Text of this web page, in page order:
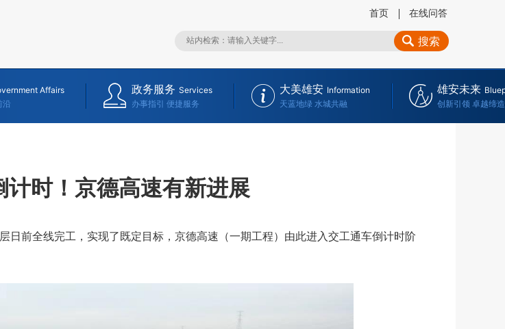
首页 在线问答
搜索
Affairs
沿
政务服务 Services
办事指引 便捷服务
大美雄安 Information
天蓝地绿 水城共融
雄安未来
创新引领 卓越缔造
计时！京德高速有新进展
前全线完工，实现了既定目标，京德高速（一期工程）由此进入交工通车倒计时阶